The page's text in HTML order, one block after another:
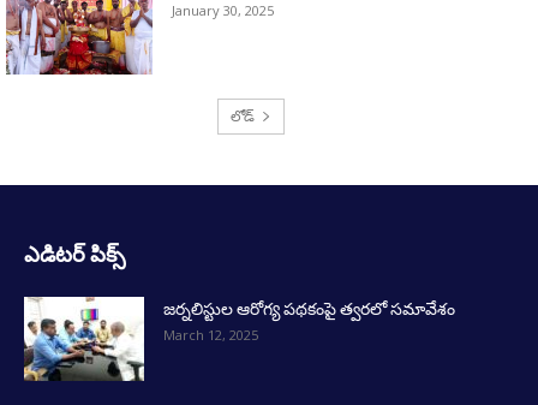
January 30, 2025
లోడ్
ఎడిటర్ పిక్స్
జర్నలిస్టుల ఆరోగ్య పథకంపై త్వరలో సమావేశం
March 12, 2025